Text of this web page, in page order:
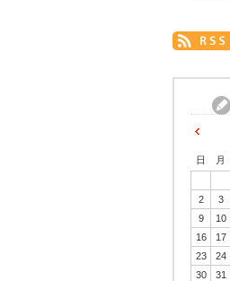
日 月
2
3
9
10
16
17
23
24
30
31